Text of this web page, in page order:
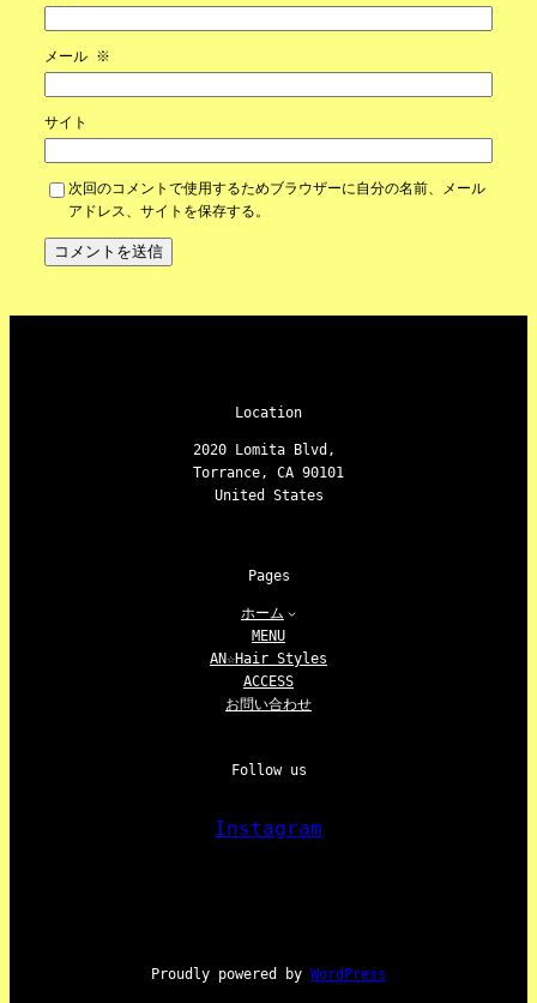
メール ※
サイト
次回のコメントで使用するためブラウザーに自分の名前、メール
アドレス、サイトを保存する。
Location
2020 Lomita Blvd,
Torrance, CA 90101
United States
Pages
ホーム
MENU
AN☆Hair Styles
ACCESS
お問い合わせ
Follow us
Instagram
Proudly powered by WordPress